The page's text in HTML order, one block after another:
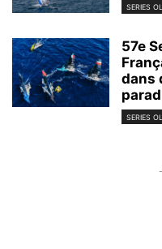
SERIES
57e
dans
SERIES